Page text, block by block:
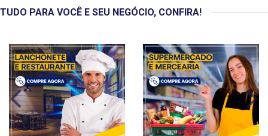
TUDO PARA VOCÊ E SEU NEGÓCIO, CONFIRA!